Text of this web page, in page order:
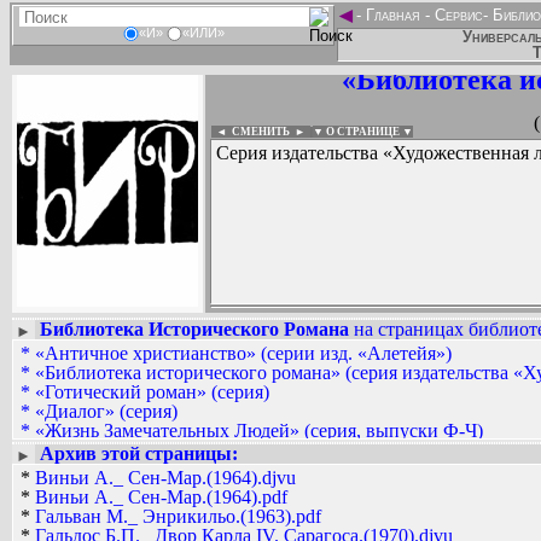
«И» «ИЛИ»
◄- Главная - Сервис-
«Библиотека
◄ СМЕНИТЬ ► ▼ О СТРАНИЦЕ ▼
Серия издательства «Художественная
Вадим Ершов...
mor, remembecoventry, U-la maxima-
...
► Библиотека Исторического Романа на страницах
* «Античное христианство» (серии изд. «Алетейя»)
* «Библиотека исторического романа» (серия издательства
* «Готический роман» (серия)
* «Диалог» (серия)
* «Жизнь Замечательных Людей» (серия, выпуски Ф-Ч)
* «Из опыта работы» (серия изд. «Просвещение»)
* «Империализм: события, факты, документы» (серия)
* «Исследования по фольклору и мифологии Востока» (серия)
* «Критика буржуазной идеологии и ревизионизма» (серия)
* «Мастера живописи». Выпуски К-Л (сер. изд. «Белый
►
Архив этой страницы:
* Виньи А._ Сен-Мар.(1964).djvu
* Виньи А._ Сен-Мар.(1964).pdf
* Гальван М._ Энрикильо.(1963).pdf
* Гальдос Б.П._ Двор Карла IV. Сарагоса.(1970).djvu